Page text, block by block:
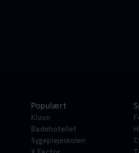
Populært
Klovn
Badehotellet
Sygeplejeskolen